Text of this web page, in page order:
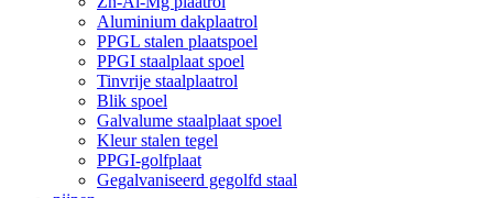
Aluminium dakplaatrol
PPGL stalen plaatspoel
PPGI staalplaat spoel
Tinvrije staalplaatrol
Blik spoel
Galvalume staalplaat spoel
Kleur stalen tegel
PPGI-golfplaat
Gegalvaniseerd gegolfd staal